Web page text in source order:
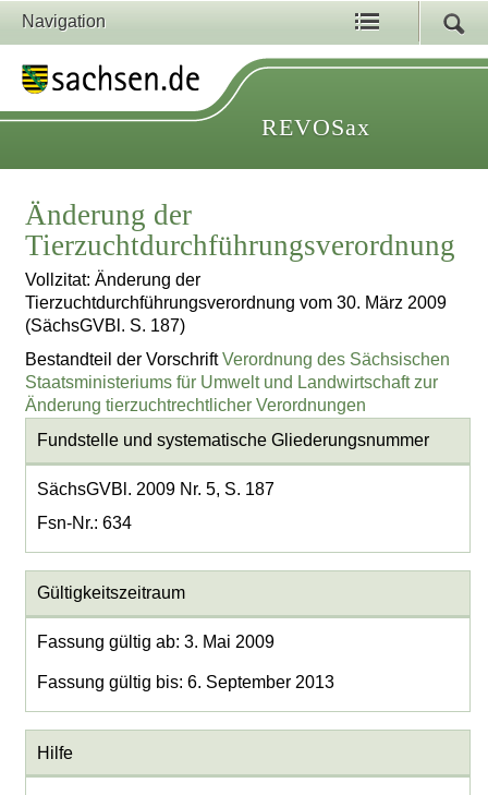
Navigation
REVOSax
Änderung der
Tierzuchtdurchführungsverordnung
Vollzitat: Änderung der
Tierzuchtdurchführungsverordnung vom 30. März 2009
(SächsGVBl. S. 187)
Bestandteil der VorschriftVerordnung des Sächsischen
Staatsministeriums für Umwelt und Landwirtschaft zur
Änderung tierzuchtrechtlicher Verordnungen
Fundstelle und systematische Gliederungsnummer
SächsGVBl. 2009 Nr. 5, S. 187
Fsn-Nr.: 634
Gültigkeitszeitraum
Fassung gültig ab: 3. Mai 2009
Fassung gültig bis: 6. September 2013
Hilfe